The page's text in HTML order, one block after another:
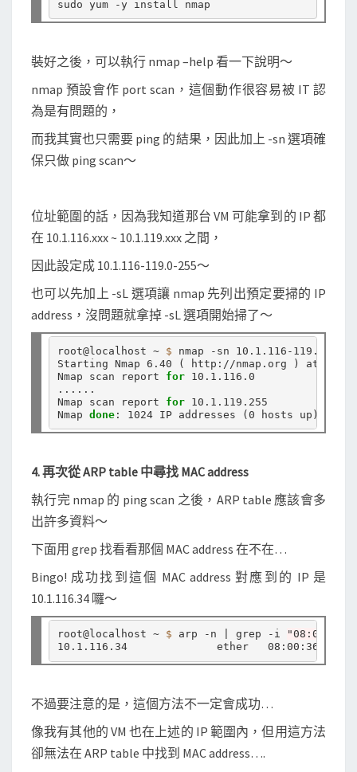
裝好之後，可以執行 nmap –help 看一下說明～
nmap 預設會作 port scan，這個動作很容易被 IT 認
為是有問題的，
而我其實也只需要 ping 的結果，因此加上 -sn 選項確
保只做 ping scan～
位址範圍的話，因為我知道那台 VM 可能拿到的 IP 都
在 10.1.116.xxx ~ 10.1.119.xxx 之間，
因此設定成 10.1.116-119.0-255～
也可以先加上 -sL 選項讓 nmap 先列出預定要掃的 IP
address，沒問題就拿掉 -sL 選項開始掃了～
root@localhost ~ $ nmap -sn 10.1.116-119.0-255
Starting Nmap 6.40
( http://nmap.org )
at 2014-
Nmap scan report for 10.1.116.0
......
Nmap scan report for 10.1.119.255
Nmap done: 1024 IP addresses (0 hosts up )
4. 再次從 ARP table 中尋找 MAC address
執行完 nmap 的 ping scan 之後，ARP table 應該會多
出許多資料～
下面用 grep 找看看那個 MAC address 在不在…
Bingo! 成功找到這個 MAC address 對應到的 IP 是
10.1.116.34 囉～
root@localhost ~ $ arp -n | grep -i
不過要注意的是，這個方法不一定會成功…
像我有其他的 VM 也在上述的 IP 範圍內，但用這方法
卻無法在 ARP table 中找到 MAC address….